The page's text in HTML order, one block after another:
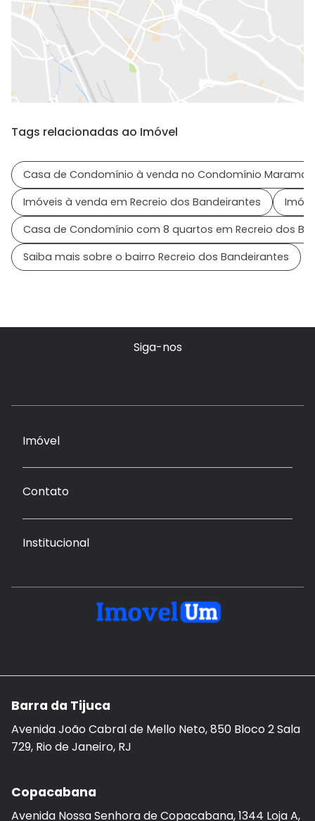
Tags relacionadas ao Imóvel
Casa de Condomínio à venda no Condomínio Maramar
Imóveis à venda em Recreio dos Bandeirantes
Casa de Condomínio com 8 quartos em Recreio dos
Saiba mais sobre o bairro Recreio dos Bandeirantes
Siga-nos
Imóvel
Contato
Institucional
Barra da Tijuca
Avenida João Cabral de Mello Neto, 850 Bloco 2 Sala
729, Rio de Janeiro, RJ
Copacabana
Avenida Nossa Senhora de Copacabana, 1344 Loja A,